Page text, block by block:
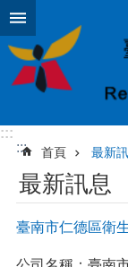
跳到主要內容區塊
:::
:::
首頁 最新
最新訊息
臺南市仁德區衛